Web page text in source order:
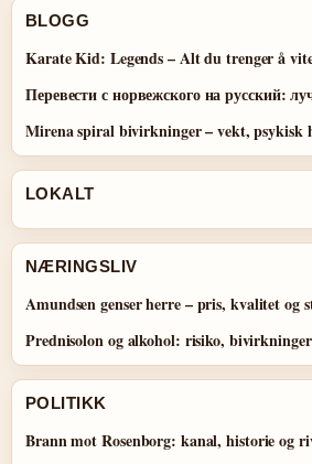
BLOGG
Karate Kid: Legends – Alt du trenger å
Перевести с норвежского на русский:
Mirena spiral bivirkninger – vekt, psykisk
LOKALT
NÆRINGSLIV
Amundsen genser herre – pris, kvalitet og
Prednisolon og alkohol: risiko,
POLITIKK
Brann mot Rosenborg: kanal, historie og